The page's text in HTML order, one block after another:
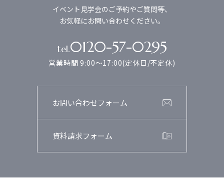
イベント見学会のご予約やご質問等、
お気軽にお問い合わせください。
tel.0120-57-0295
営業時間 9:00～17:00(定休日/不定休)
お問い合わせフォーム
資料請求フォーム